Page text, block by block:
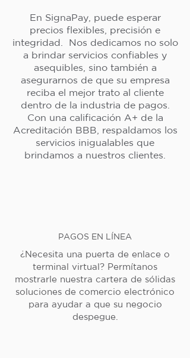
En SignaPay, puede esperar
precios flexibles, precisión e
integridad. Nos dedicamos no solo
a brindar servicios confiables y
asequibles, sino también a
asegurarnos de que su empresa
reciba el mejor trato al cliente
dentro de la industria de pagos.
Con una calificación A+ de la
Acreditación BBB, respaldamos los
servicios inigualables que
brindamos a nuestros clientes.
PAGOS EN LÍNEA
¿Necesita una puerta de enlace o
terminal virtual? Permítanos
mostrarle nuestra cartera de sólidas
soluciones de comercio electrónico
para ayudar a que su negocio
despegue.